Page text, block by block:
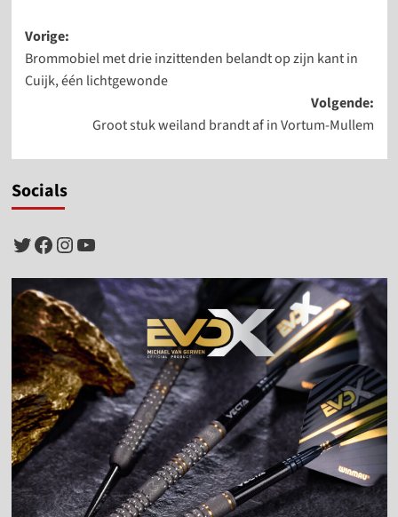
Bericht
navigatie
Vorige:
Brommobiel met drie inzittenden belandt op zijn kant in
Cuijk, één lichtgewonde
Volgende:
Groot stuk weiland brandt af in Vortum-Mullem
Socials
Twitter
Facebook
Instagram
YouTube